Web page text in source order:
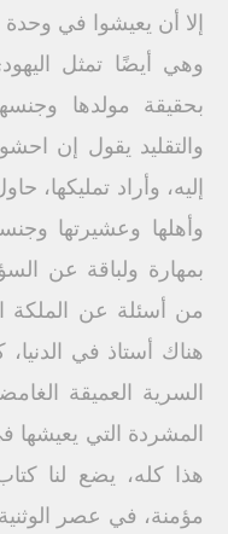
إلا أن يعيشوا في
وهي أيضًا تمثل
بحقيقة مولدها
والتقليد يقول إن
إليه، وأراد
وأهلها وعشيرتها
بمهارة ولباقة عن
من أسئلة عن الملكة
هناك أستاذ في
السرية العميقة
المشردة التي يعيشها
هذا كله، يضع لنا
مؤمنة، في عصر